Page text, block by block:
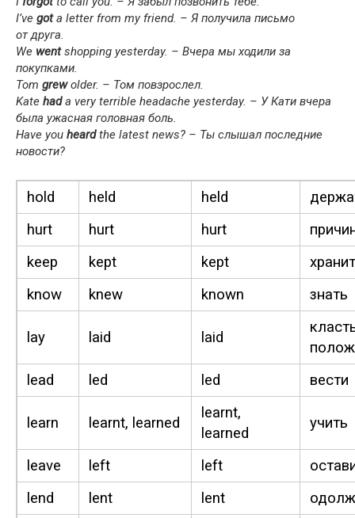
I’ve gota let­ter from my friend. – Я получила письмо
от друга.
We wentshop­ping yes­ter­day. – Вчера мы ходили за
покупками.
Tom grewold­er. – Том повзрослел.
Kate hada very ter­ri­ble headache yes­ter­day. – У Кати вчера
была ужасная головная боль.
Have you heardthe lat­est news? – Ты слышал последние
новости?
hold held held
hurt
hurt hurt
keep
kept kept
know
knew known знать
lay laid laid
lead
led led вести
learn learnt, learned
learnt,
learned
учить
leave left left
lend
lent lent